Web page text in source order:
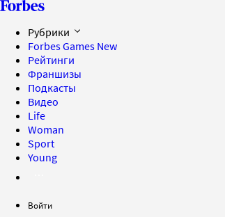
Рубрики
Forbes Games New
Рейтинги
Франшизы
Подкасты
Видео
Life
Woman
Sport
Young
Войти